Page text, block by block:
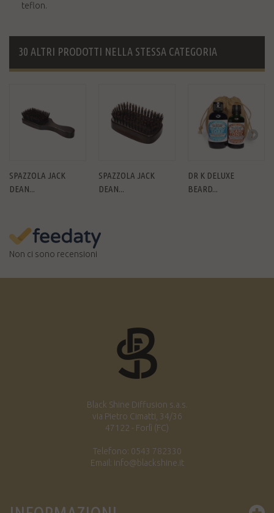
teflon.
30 ALTRI PRODOTTI NELLA STESSA CATEGORIA
SPAZZOLA JACK
DEAN...
SPAZZOLA JACK
DEAN...
DR K DELUXE
BEARD...
Non ci sono recensioni
Black Shine Diffusion s.a.s.
via Pietro Cimatti, 34/36
47122 - Forlì (FC)
Telefono: 0543 782330
Email: info@blackshine.it